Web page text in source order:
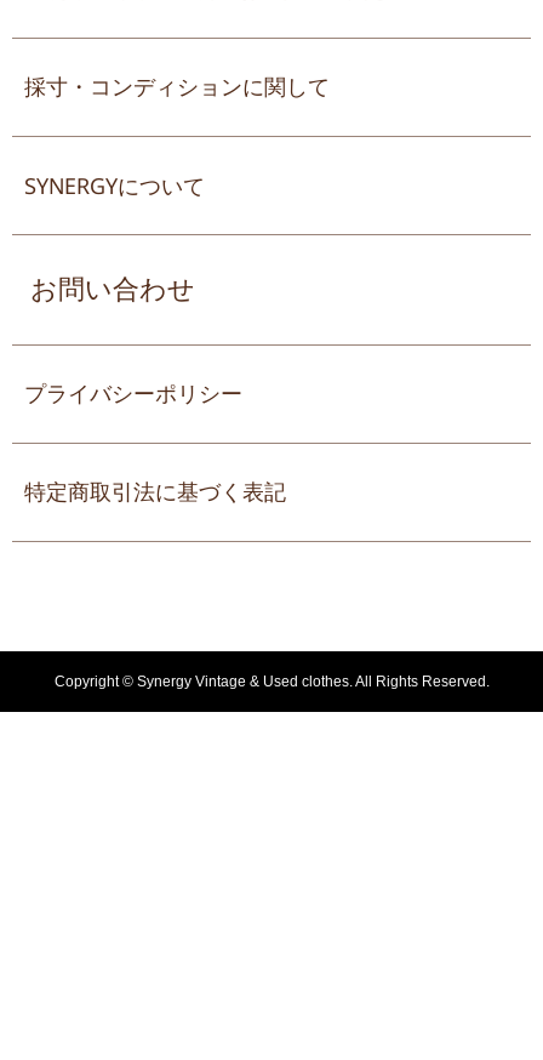
採寸・コンディションに関して
SYNERGYについて
お問い合わせ
プライバシーポリシー
特定商取引法に基づく表記
Copyright ©Synergy Vintage & Used clothes. All Rights Reserved.